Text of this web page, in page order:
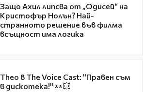
Защо Ахил липсва от „Одисей“ на
Кристофър Нолън? Най-
странното решение във филма
всъщност има логика
Theo в The Voice Cast: "Правен съм
в дискотека!" 👀💥